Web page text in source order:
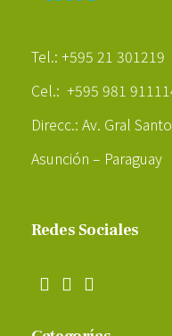
Tel.: +595 21 301219
Cel.: +595 981
Direcc.: Av. Gral
Asunción – Paraguay
Redes Sociales